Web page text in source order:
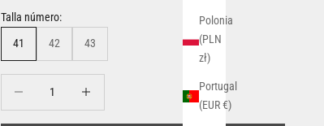
Polonia
(PLN
zł)
Portugal
(EUR €)
Talla número:
41 42 43